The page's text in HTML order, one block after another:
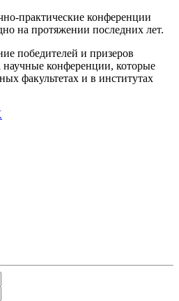
практические конференции
на протяжении последних лет.
победителей и призеров
конференции, которые
факультетах и в институтах